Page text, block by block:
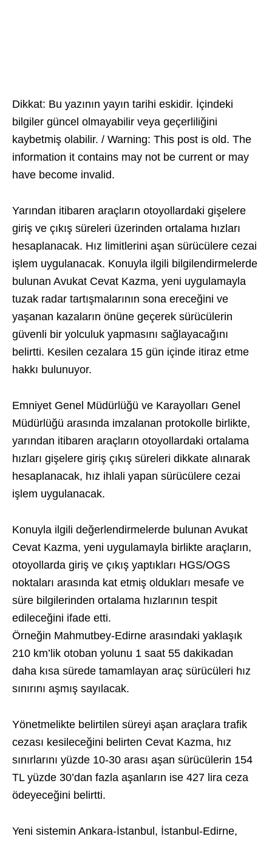
Dikkat: Bu yazının yayın tarihi eskidir. İçindeki
bilgiler güncel olmayabilir veya geçerliliğini
kaybetmiş olabilir. / Warning: This post is old. The
information it contains may not be current or may
have become invalid.
Yarından itibaren araçların otoyollardaki gişelere
giriş ve çıkış süreleri üzerinden ortalama hızları
hesaplanacak. Hız limitlerini aşan sürücülere cezai
işlem uygulanacak. Konuyla ilgili bilgilendirmelerde
bulunan Avukat Cevat Kazma, yeni uygulamayla
tuzak radar tartışmalarının sona ereceğini ve
yaşanan kazaların önüne geçerek sürücülerin
güvenli bir yolculuk yapmasını sağlayacağını
belirtti. Kesilen cezalara 15 gün içinde itiraz etme
hakkı bulunuyor.
Emniyet Genel Müdürlüğü ve Karayolları Genel
Müdürlüğü arasında imzalanan protokolle birlikte,
yarından itibaren araçların otoyollardaki ortalama
hızları gişelere giriş çıkış süreleri dikkate alınarak
hesaplanacak, hız ihlali yapan sürücülere cezai
işlem uygulanacak.
Konuyla ilgili değerlendirmelerde bulunan Avukat
Cevat Kazma, yeni uygulamayla birlikte araçların,
otoyollarda giriş ve çıkış yaptıkları HGS/OGS
noktaları arasında kat etmiş oldukları mesafe ve
süre bilgilerinden ortalama hızlarının tespit
edileceğini ifade etti.
Örneğin Mahmutbey-Edirne arasındaki yaklaşık
210 km’lik otoban yolunu 1 saat 55 dakikadan
daha kısa sürede tamamlayan araç sürücüleri hız
sınırını aşmış sayılacak.
Yönetmelikte belirtilen süreyi aşan araçlara trafik
cezası kesileceğini belirten Cevat Kazma, hız
sınırlarını yüzde 10-30 arası aşan sürücülerin 154
TL yüzde 30’dan fazla aşanların ise 427 lira ceza
ödeyeceğini belirtti.
Yeni sistemin Ankara-İstanbul, İstanbul-Edirne,